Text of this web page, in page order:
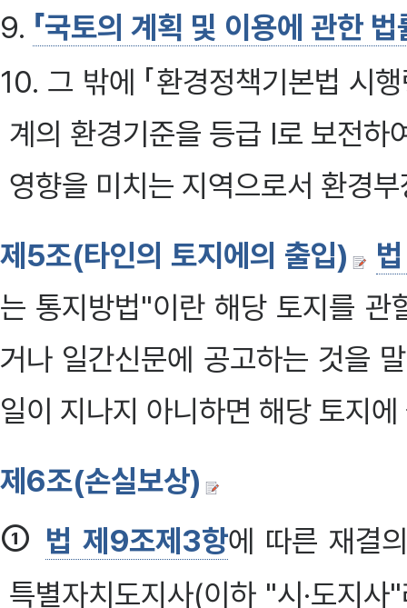
9. 「국토의 계획 및 이용에 관한
10. 그 밖에 「환경정책기본법 시
계의 환경기준을 등급 I로 보전하
영향을 미치는 지역으로서 환경
제5조(타인의 토지에의 출입)
는 통지방법"이란 해당 토지를 관
거나 일간신문에 공고하는 것을
일이 지나지 아니하면 해당 토지
제6조(손실보상)
① 법 제9조제3항에 따른 재결
특별자치도지사(이하 "시·도지